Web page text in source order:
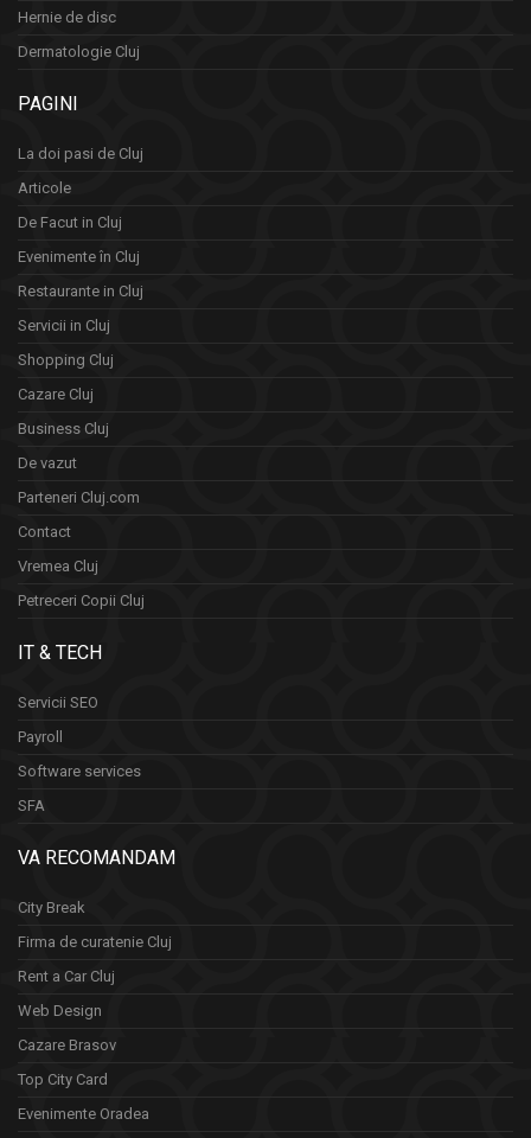
Hernie de disc
Dermatologie Cluj
PAGINI
La doi pasi de Cluj
Articole
De Facut in Cluj
Evenimente în Cluj
Restaurante in Cluj
Servicii in Cluj
Shopping Cluj
Cazare Cluj
Business Cluj
De vazut
Parteneri Cluj.com
Contact
Vremea Cluj
Petreceri Copii Cluj
IT & TECH
Servicii SEO
Payroll
Software services
SFA
VA RECOMANDAM
City Break
Firma de curatenie Cluj
Rent a Car Cluj
Web Design
Cazare Brasov
Top City Card
Evenimente Oradea